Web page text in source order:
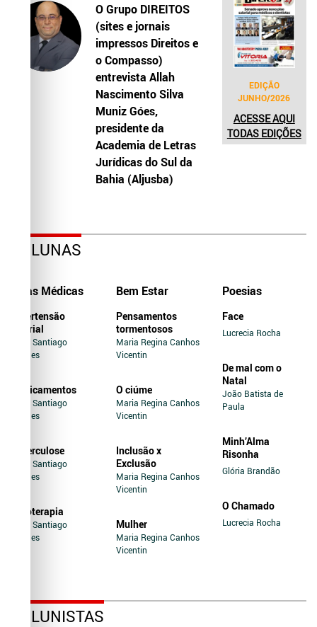
O Grupo DIREITOS
(sites e jornais
impressos Direitos e
o Compasso)
entrevista Allah
Nascimento Silva
Muniz Góes,
presidente da
Academia de Letras
Jurídicas do Sul da
Bahia (Aljusba)
EDIÇÃO
JUNHO/2026
ACESSE AQUI
TODAS EDIÇÕES
COLUNAS
Dicas Médicas
Hipertensão
Arterial
Jairo Santiago
Novaes
Medicamentos
Jairo Santiago
Novaes
Tuberculose
Jairo Santiago
Novaes
Soroterapia
Jairo Santiago
Novaes
Bem Estar
Pensamentos
tormentosos
Maria Regina Canhos
Vicentin
O ciúme
Maria Regina Canhos
Vicentin
Inclusão x
Exclusão
Maria Regina Canhos
Vicentin
Mulher
Maria Regina Canhos
Vicentin
Poesias
Face
Lucrecia Rocha
De mal com o
Natal
João Batista de
Paula
Minh’Alma
Risonha
Glória Brandão
O Chamado
Lucrecia Rocha
COLUNISTAS